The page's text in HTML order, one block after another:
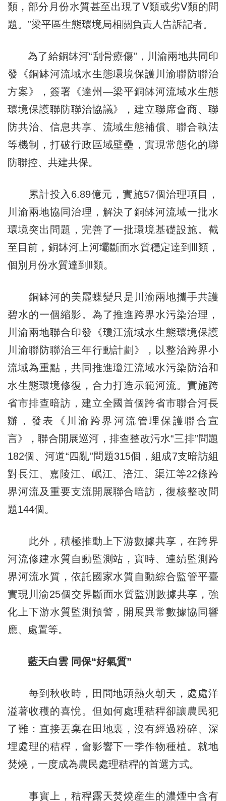
類，部分月份水質甚至出現了Ⅴ類或劣Ⅴ類的問
題。”梁平區生態環境局相關負責人告訴記者。
為了給銅缽河“刮骨療傷”，川渝兩地共同印
發《銅缽河流域水生態環境保護川渝聯防聯治
方案》，簽署《達州—梁平銅缽河流域水生態
環境保護聯防聯治協議》，建立聯席會商、聯
防共治、信息共享、流域生態補償、聯合執法
等機制，打破行政區域壁壘，實現常態化的聯
防聯控、共建共保。
累計投入6.89億元，實施57個治理項目，
川渝兩地協同治理，解決了銅缽河流域一批水
環境突出問題，完善了一批環境基礎設施。截
至目前，銅缽河上河壩斷面水質穩定達到Ⅲ類，
個別月份水質達到Ⅱ類。
銅缽河的美麗蝶變只是川渝兩地攜手共護
碧水的一個縮影。為了推進跨界水污染治理，
川渝兩地聯合印發《瓊江流域水生態環境保護
川渝聯防聯治三年行動計劃》，以整治跨界小
流域為重點，共同推進瓊江流域水污染防治和
水生態環境修復，合力打造示範河流。實施跨
省市排查暗訪，建立全國首個跨省市聯合河長
辦，發表《川渝跨界河流管理保護聯合宣
言》，聯合開展巡河，排查整改污水“三排”問題
182個、河道“四亂”問題315個，組成7支暗訪組
對長江、嘉陵江、岷江、涪江、渠江等22條跨
界河流及重要支流開展聯合暗訪，復核整改問
題144個。
此外，積極推動上下游數據共享，在跨界
河流修建水質自動監測站，實時、連續監測跨
界河流水質，依託國家水質自動綜合監管平臺
實現川渝25個交界斷面水質監測數據共享，強
化上下游水質監測預警，開展異常數據協同響
應、處置等。
藍天白雲 同保“好氣質”
每到秋收時，田間地頭熱火朝天，處處洋
溢著收穫的喜悅。但如何處理秸稈卻讓農民犯
了難：直接丟棄在田地裏，沒有經過粉碎、深
埋處理的秸稈，會影響下一季作物種植。就地
焚燒，一度成為農民處理秸稈的首選方式。
事實上，秸稈露天焚燒産生的濃煙中含有